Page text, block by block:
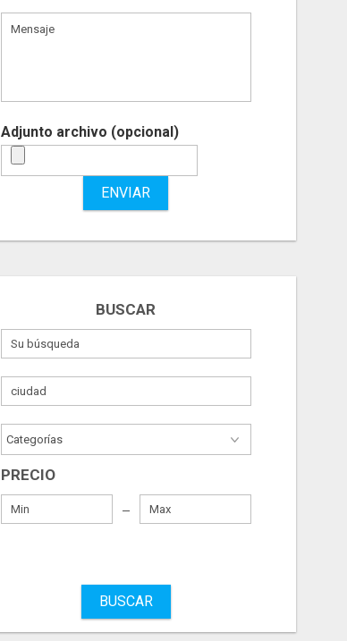
Adjunto archivo (opcional)
ENVIAR
BUSCAR
PRECIO
BUSCAR